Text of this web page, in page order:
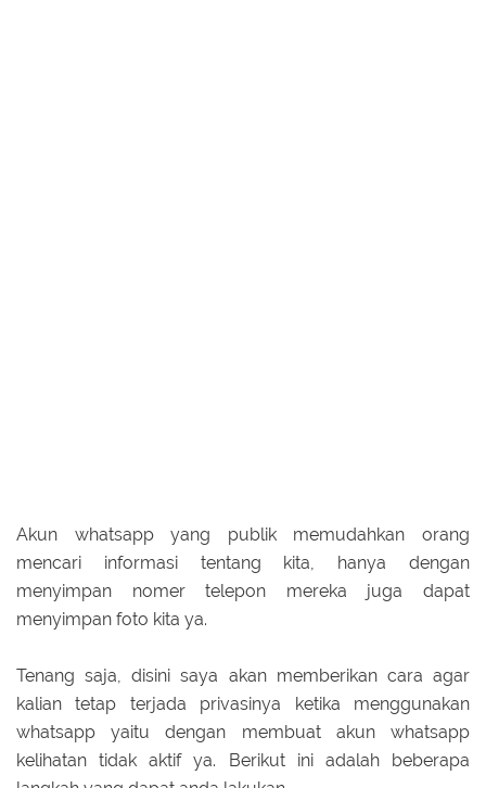
Akun whatsapp yang publik memudahkan orang
mencari informasi tentang kita, hanya dengan
menyimpan nomer telepon mereka juga dapat
menyimpan foto kita ya.
Tenang saja, disini saya akan memberikan cara agar
kalian tetap terjada privasinya ketika menggunakan
whatsapp yaitu dengan membuat akun whatsapp
kelihatan tidak aktif ya. Berikut ini adalah beberapa